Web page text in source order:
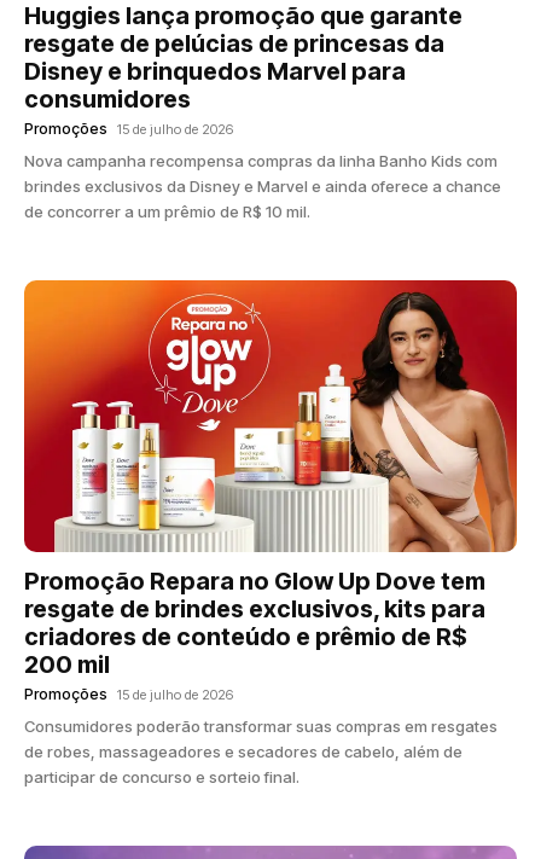
Huggies lança promoção que garante
resgate de pelúcias de princesas da
Disney e brinquedos Marvel para
consumidores
Promoções 15 de julho de 2026
Nova campanha recompensa compras da linha Banho Kids com
brindes exclusivos da Disney e Marvel e ainda oferece a chance
de concorrer a um prêmio de R$ 10 mil.
Promoção Repara no Glow Up Dove tem
resgate de brindes exclusivos, kits para
criadores de conteúdo e prêmio de R$
200 mil
Promoções 15 de julho de 2026
Consumidores poderão transformar suas compras em resgates
de robes, massageadores e secadores de cabelo, além de
participar de concurso e sorteio final.